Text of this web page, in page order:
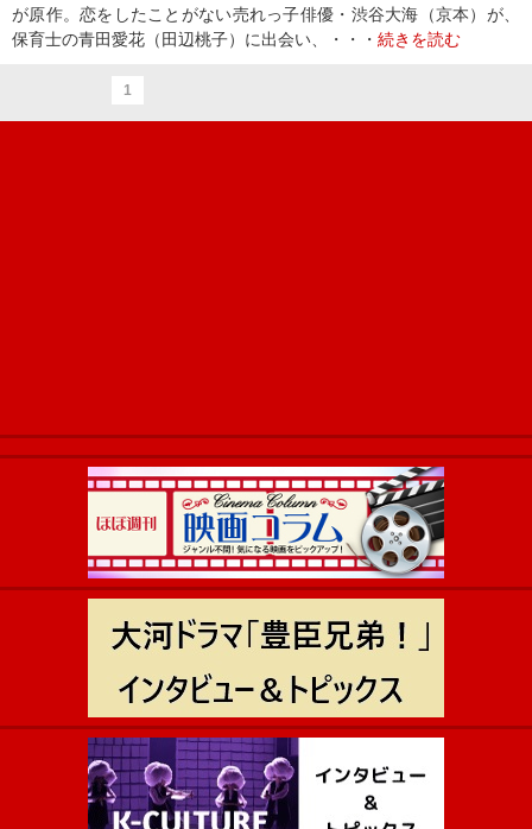
が原作。恋をしたことがない売れっ子俳優・渋谷大海（京本）が、
保育士の青田愛花（田辺桃子）に出会い、・・・ 続きを読む
1